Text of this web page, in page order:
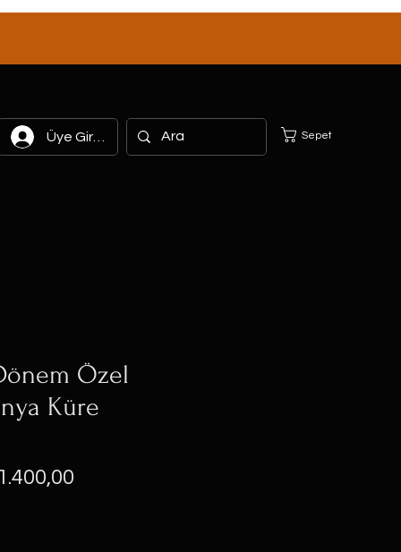
Üye Girişi Sepet
Özel
Küre